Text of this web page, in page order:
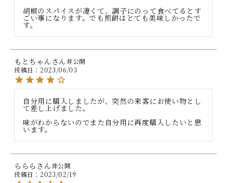
胡椒のスパイスが凄くて、調子にのって食べてるとす
ごい事になります。でも煎餅はとても美味しかったで
す。
もとちゃん
非公開
投稿日
2023/06/03
自分用に購入しましたが、突然の来客にお使い物とし
て差し上げました。
味がわからないのでまた自分用に再度購入したいと思
います。
ららら
非公開
投稿日
2023/02/19